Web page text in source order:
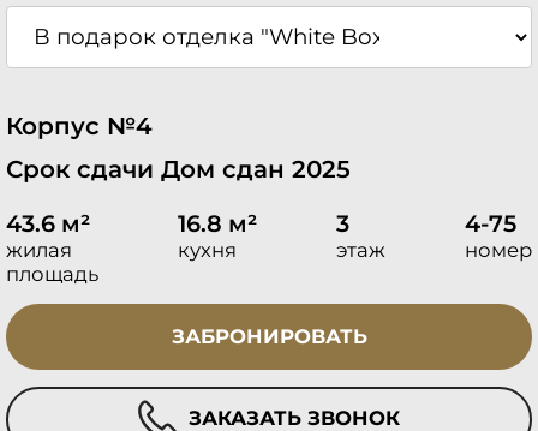
Корпус №4
Срок сдачи Дом сдан 2025
43.6 м²
жилая
площадь
16.8 м²
кухня
3
этаж
4-75
номер
ЗАБРОНИРОВАТЬ
ЗАКАЗАТЬ ЗВОНОК